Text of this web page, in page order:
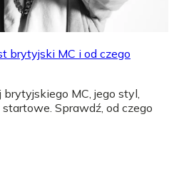
brytyjski MC i od czego
MC, jego styl,
Sprawdź, od czego